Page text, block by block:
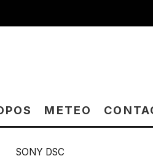
METEO
SONY DSC